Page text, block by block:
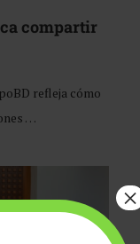
compartir
refleja cómo
…
×